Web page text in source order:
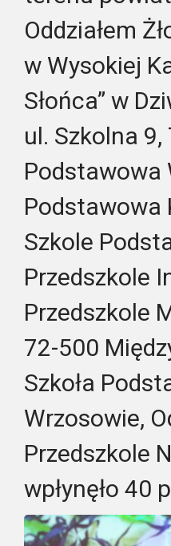
Oddziałem
w Wysokiej
Słońca” w
ul. Szkolna
Podstawowa
Podstawowa
Szkole
Przedszkole
Przedszkole
72-500
Szkoła
Wrzosowie,
Przedszkole
wpłynęło 40